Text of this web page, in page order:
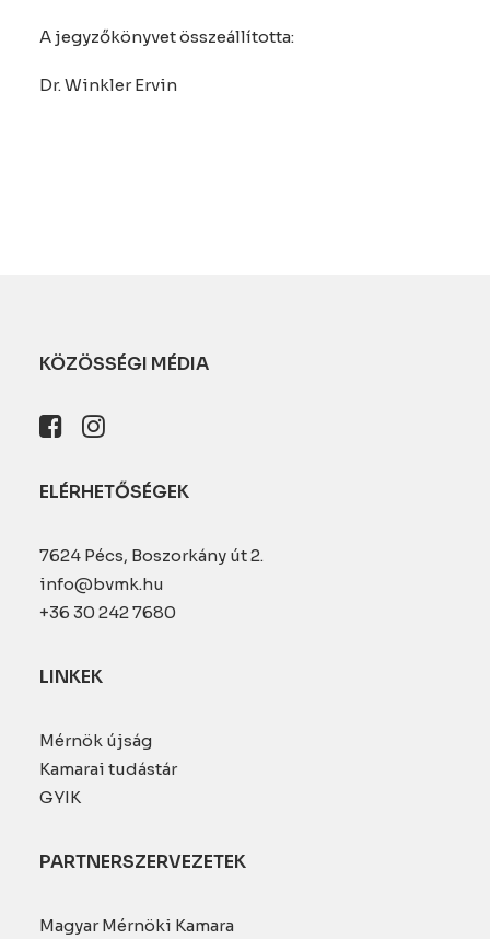
A jegyzőkönyvet összeállította:
Dr. Winkler Ervin
KÖZÖSSÉGI MÉDIA
ELÉRHETŐSÉGEK
7624 Pécs, Boszorkány út 2.
info@bvmk.hu
+36 30 242 7680
LINKEK
Mérnök újság
Kamarai tudástár
GYIK
PARTNERSZERVEZETEK
Magyar Mérnöki Kamara